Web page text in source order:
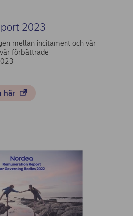
2023
mellan incitament och vår
förbättrade
här